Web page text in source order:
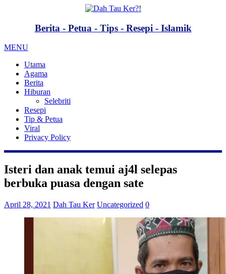
Berita - Petua - Tips - Resepi - Islamik
MENU
Utama
Agama
Berita
Hiburan
Selebriti
Resepi
Tip & Petua
Viral
Privacy Policy
Isteri dan anak temui aj4l selepas
berbuka puasa dengan sate
April 28, 2021 Dah Tau Ker Uncategorized 0